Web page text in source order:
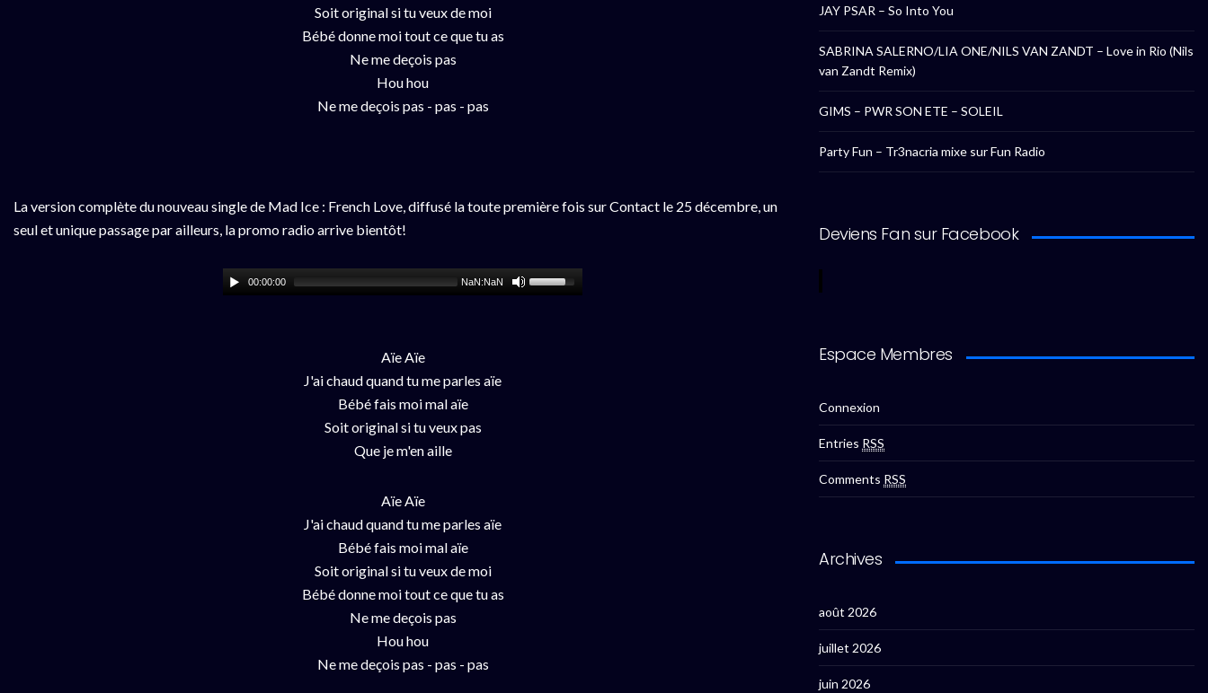
Soit original si tu veux de moi
Bébé donne moi tout ce que tu as
Ne me deçois pas
Hou hou
Ne me deçois pas - pas - pas
La version complète du nouveau single de Mad Ice : French Love, diffusé la toute première fois sur Contact le 25 décembre, un
seul et unique passage par ailleurs, la promo radio arrive bientôt!
00:00:00 NaN:NaN
Aïe Aïe
J'ai chaud quand tu me parles aïe
Bébé fais moi mal aïe
Soit original si tu veux pas
Que je m'en aille
Aïe Aïe
J'ai chaud quand tu me parles aïe
Bébé fais moi mal aïe
Soit original si tu veux de moi
Bébé donne moi tout ce que tu as
Ne me deçois pas
Hou hou
Ne me deçois pas - pas - pas
JAY PSAR – So Into You
SABRINA SALERNO/LIA ONE/NILS VAN ZANDT – Love in Rio (Nils
van Zandt Remix)
GIMS – PWR SON ETE – SOLEIL
Party Fun – Tr3nacria mixe sur Fun Radio
Deviens Fan sur Facebook
Espace Membres
Connexion
Entries RSS
Comments RSS
Archives
août 2026
juillet 2026
juin 2026